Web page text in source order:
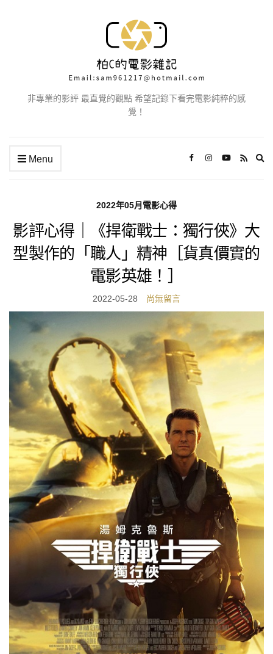
非專業的影評 最直覺的觀點 希望記錄下看完電影純粹的感
覺！
Menu
2022年05月電影心得
影評心得｜《捍衛戰士：獨行俠》大
型製作的「職人」精神［貨真價實的
電影英雄！］
2022-05-28 尚無留言